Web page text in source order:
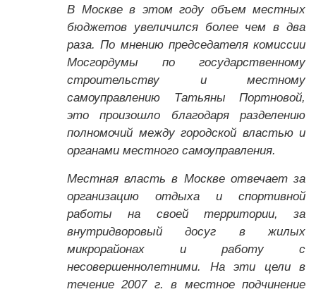
В Москве в этом году объем местных
бюджетов увеличился более чем в два
раза. По мнению председателя комиссии
Мосгордумы по государственному
строительству и местному
самоуправлению Татьяны Портновой,
это произошло благодаря разделению
полномочий между городской властью и
органами местного самоуправления.
Местная власть в Москве отвечает за
организацию отдыха и спортивной
работы на своей территории, за
внутридворовый досуг в жилых
микрорайонах и работу с
несовершеннолетними. На эти цели в
течение 2007 г. в местное подчинение